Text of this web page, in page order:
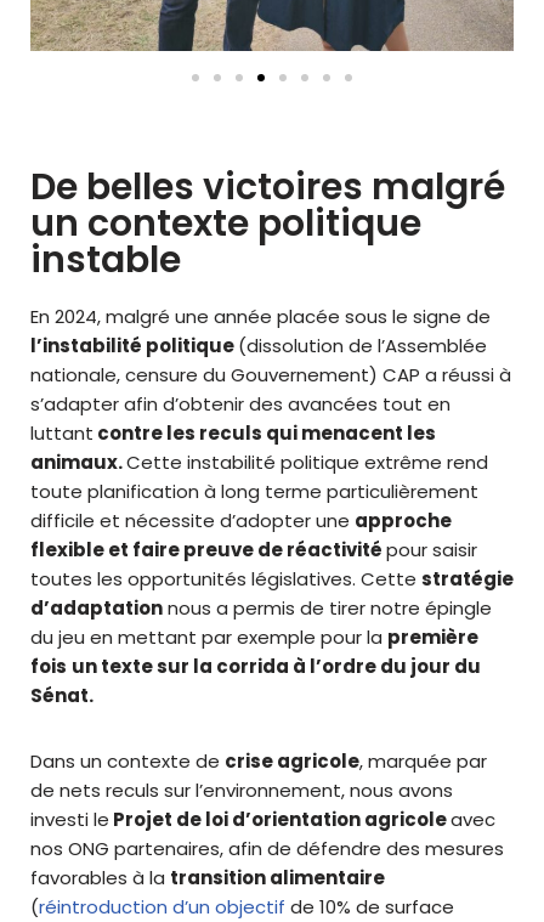
De belles victoires malgré
un contexte politique
instable
En 2024, malgré une année placée sous le signe de
l’instabilité politique(dissolution de l’Assemblée
nationale, censure du Gouvernement) CAP a réussi à
s’adapter afin d’obtenir des avancées tout en
luttant contre les reculs qui menacent les
animaux.Cette instabilité politique extrême rend
toute planification à long terme particulièrement
difficile et nécessite d’adopter une approche
flexible et faire preuve de réactivitépour saisir
toutes les opportunités législatives. Cette stratégie
d’adaptationnous a permis de tirer notre épingle
du jeu en mettant par exemple pour la première
fois un texte sur la corrida à l’ordre du jour du
Sénat.
Dans un contexte de crise agricole, marquée par
de nets reculs sur l’environnement, nous avons
investi le Projet de loi d’orientation agricoleavec
nos ONG partenaires, afin de défendre des mesures
favorables à la transition alimentaire
(réintroduction d’un objectif de 10% de surface